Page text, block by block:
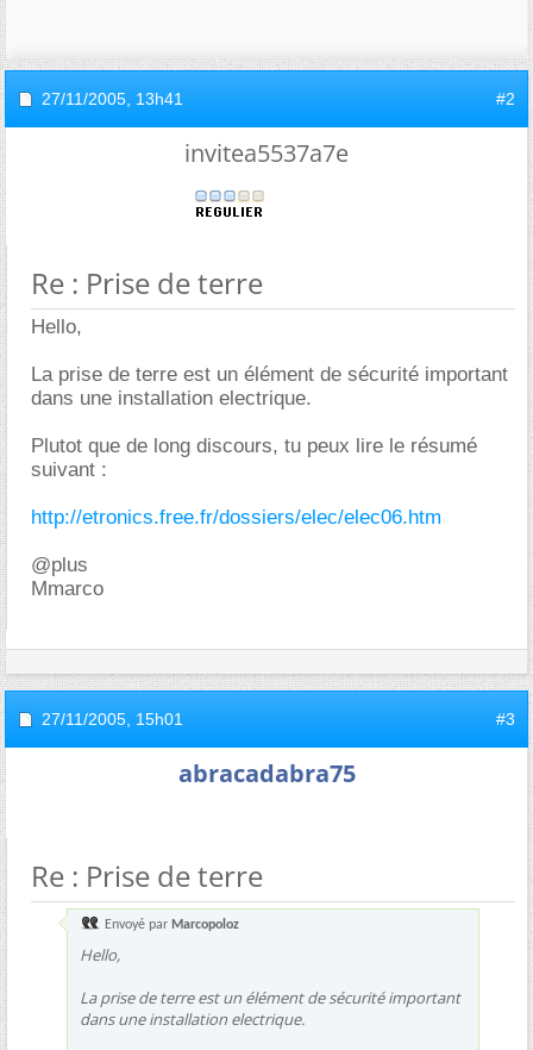
27/11/2005, 13h41 #2
invitea5537a7e
Re : Prise de terre
Hello,
La prise de terre est un élément de sécurité important
dans une installation electrique.
Plutot que de long discours, tu peux lire le résumé
suivant :
http://etronics.free.fr/dossiers/elec/elec06.htm
@plus
Mmarco
27/11/2005, 15h01 #3
abracadabra75
Re : Prise de terre
Envoyé par Marcopoloz
Hello,
La prise de terre est un élément de sécurité important
dans une installation electrique.